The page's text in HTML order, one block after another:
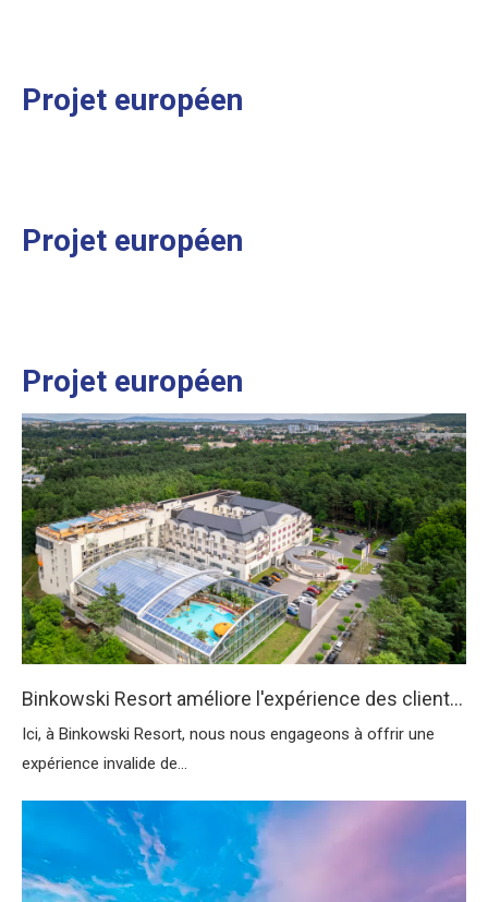
Projet européen
Projet européen
Projet européen
Binkowski Resort améliore l'expérience des clients avec des équipements premium des fournitures d'hôtel Easton
Ici, à Binkowski Resort, nous nous engageons à offrir une
expérience invalide de...